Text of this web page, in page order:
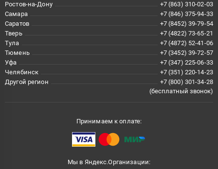
Ростов-на-Дону
+7 (863) 310-02-03
Самара
+7 (846) 375-94-33
Саратов
+7 (8452) 39-79-54
Тверь
+7 (4822) 73-65-21
Тула
+7 (4872) 52-41-06
Тюмень
+7 (3452) 39-72-57
Уфа
+7 (347) 225-06-33
Челябинск
+7 (351) 220-14-23
Другой регион
+7 (800) 301-34-28
(бесплатный звонок)
Принимаем к оплате:
Мы в Яндекс.Организации: